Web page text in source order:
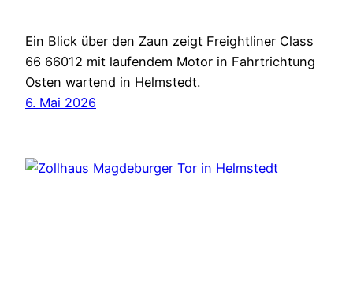
Ein Blick über den Zaun zeigt Freightliner Class
66 66012 mit laufendem Motor in Fahrtrichtung
Osten wartend in Helmstedt.
6. Mai 2026